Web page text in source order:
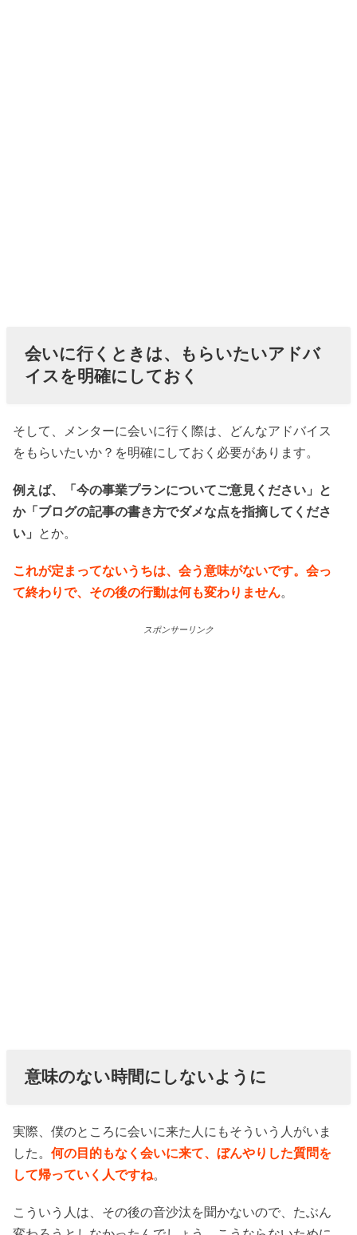
会いに行くときは、もらいたいアドバ
イスを明確にしておく
そして、メンターに会いに行く際は、どんなアドバイス
をもらいたいか？を明確にしておく必要があります。
例えば、「今の事業プランについてご意見ください」と
か「ブログの記事の書き方でダメな点を指摘してくださ
い」 とか。
これが定まってないうちは、会う意味がないです。会っ
て終わりで、その後の行動は何も変わりません。
スポンサーリンク
意味のない時間にしないように
実際、僕のところに会いに来た人にもそういう人がいま
した。何の目的もなく会いに来て、ぼんやりした質問を
して帰っていく人ですね。
こういう人は、その後の音沙汰を聞かないので、たぶん